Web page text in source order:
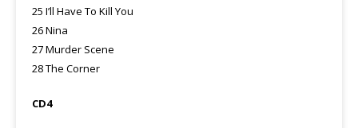
25 I’ll Have To Kill You
26 Nina
27 Murder Scene
28 The Corner
CD4